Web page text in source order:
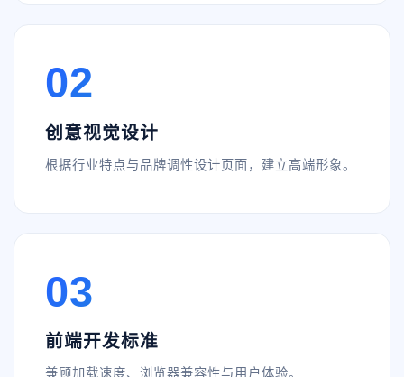
02
创意视觉设计
根据行业特点与品牌调性设计页面，建立高端形象。
03
前端开发标准
兼顾加载速度、浏览器兼容性与用户体验。